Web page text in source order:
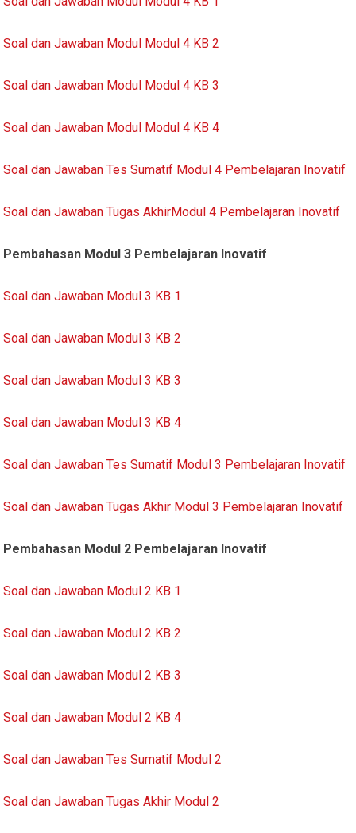
Soal dan Jawaban Modul Modul 4 KB 2
Soal dan Jawaban Modul Modul 4 KB 3
Soal dan Jawaban Modul Modul 4 KB 4
Soal dan Jawaban Tes Sumatif Modul 4 Pembelajaran Inovatif
Soal dan Jawaban Tugas AkhirModul 4 Pembelajaran Inovatif
Pembahasan Modul 3 Pembelajaran Inovatif
Soal dan Jawaban Modul 3 KB 1
Soal dan Jawaban Modul 3 KB 2
Soal dan Jawaban Modul 3 KB 3
Soal dan Jawaban Modul 3 KB 4
Soal dan Jawaban Tes Sumatif Modul 3 Pembelajaran Inovatif
Soal dan Jawaban Tugas Akhir Modul 3 Pembelajaran Inovatif
Pembahasan Modul 2 Pembelajaran Inovatif
Soal dan Jawaban Modul 2 KB 1
Soal dan Jawaban Modul 2 KB 2
Soal dan Jawaban Modul 2 KB 3
Soal dan Jawaban Modul 2 KB 4
Soal dan Jawaban Tes Sumatif Modul 2
Soal dan Jawaban Tugas Akhir Modul 2